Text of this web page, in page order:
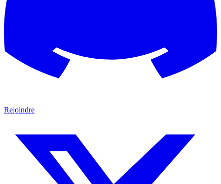
Rejoindre